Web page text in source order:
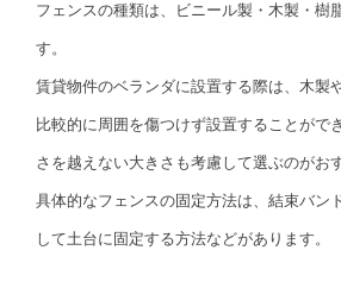
フェンスの種類は、ビニール製・木製・樹
す。
賃貸物件のベランダに設置する際は、木製
比較的に周囲を傷つけず設置することがで
さを越えない大きさも考慮して選ぶのがお
具体的なフェンスの固定方法は、結束バン
して土台に固定する方法などがあります。